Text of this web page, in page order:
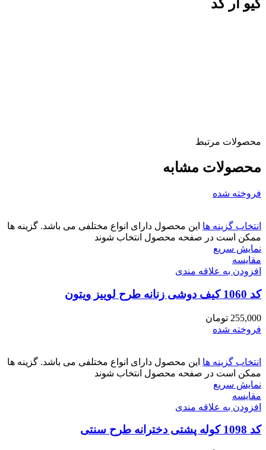
کیو آر کد
محصولات مرتبط
محصولات مشابه
فروخته شده
انتخاب گزینه ها این محصول دارای انواع مختلفی می باشد. گزینه ها
ممکن است در صفحه محصول انتخاب شوند
نمایش سریع
مقايسه
افزودن به علاقه مندی
کد 1060 کیف دوشی زنانه طرح لوییز ویتون
255,000 تومان
فروخته شده
انتخاب گزینه ها این محصول دارای انواع مختلفی می باشد. گزینه ها
ممکن است در صفحه محصول انتخاب شوند
نمایش سریع
مقايسه
افزودن به علاقه مندی
کد 1098 کوله پشتی دخترانه طرح سنتی